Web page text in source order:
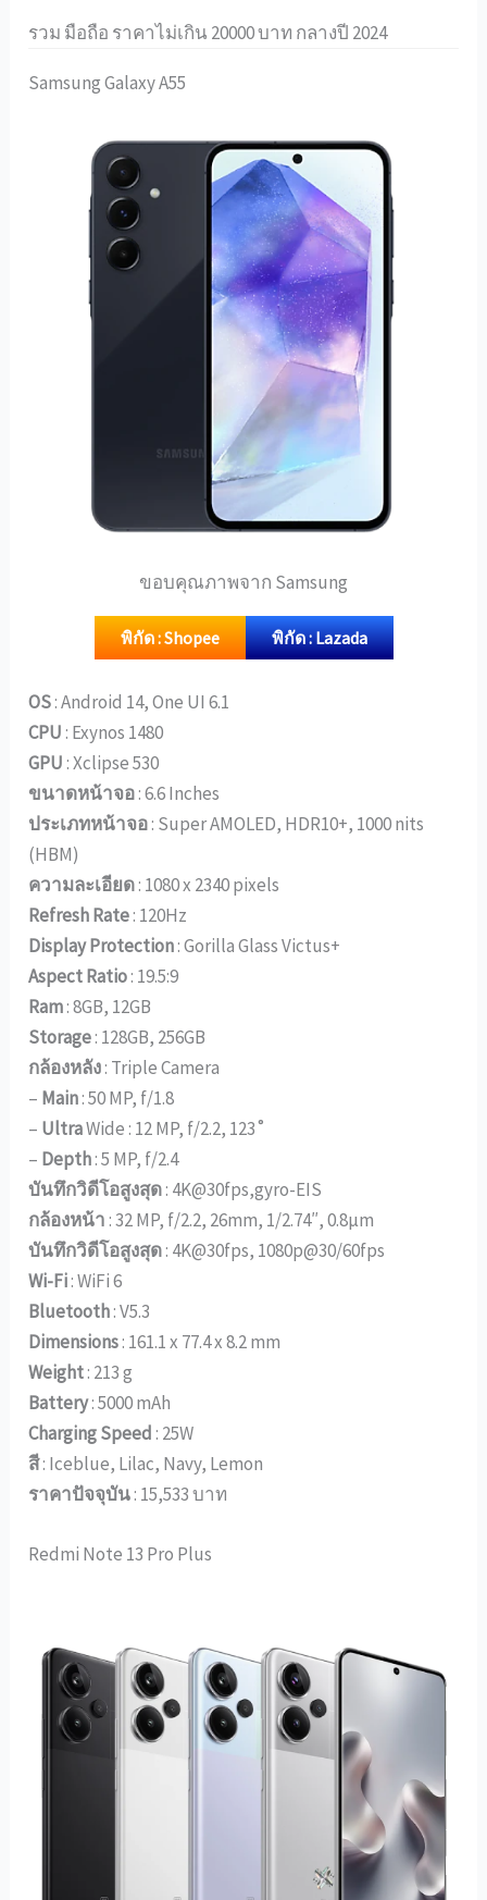
รวม มือถือ ราคาไม่เกิน 20000 บาท กลางปี 2024
Samsung Galaxy A55
ขอบคุณภาพจาก Samsung
พิกัด : Shopee พิกัด : Lazada
OS: Android 14, One UI 6.1
CPU: Exynos 1480
GPU: Xclipse 530
ขนาดหน้าจอ: 6.6 Inches
ประเภทหน้าจอ: Super AMOLED, HDR10+, 1000 nits
(HBM)
ความละเอียด: 1080 x 2340 pixels
Refresh Rate: 120Hz
Display Protection: Gorilla Glass Victus+
Aspect Ratio: 19.5:9
Ram: 8GB, 12GB
Storage: 128GB, 256GB
กล้องหลัง: Triple Camera
– Main: 50 MP, f/1.8
– UltraWide : 12 MP, f/2.2, 123˚
– Depth: 5 MP, f/2.4
บันทึกวิดีโอสูงสุด: 4K@30fps,gyro-EIS
กล้องหน้า: 32 MP, f/2.2, 26mm, 1/2.74″, 0.8µm
บันทึกวิดีโอสูงสุด: 4K@30fps, 1080p@30/60fps
Wi-Fi: WiFi 6
Bluetooth: V5.3
Dimensions: 161.1 x 77.4 x 8.2 mm
Weight: 213 g
Battery: 5000 mAh
Charging Speed: 25W
สี: Iceblue, Lilac, Navy, Lemon
ราคาปัจจุบัน: 15,533 บาท
Redmi Note 13 Pro Plus